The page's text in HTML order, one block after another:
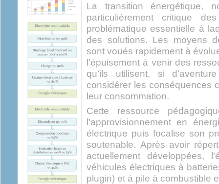
La transition énergétique,
particulièrement critique
problématique essentielle à
des solutions. Les moyens
sont voués rapidement à
l’épuisement à venir des
qu’ils utilisent, si
considérer les conséquences
leur consommation.
Cette ressource
l’approvisionnement en
électrique puis focalise son
soutenable. Après avoir
actuellement développées,
véhicules électriques à
plugin) et à pile à combustible